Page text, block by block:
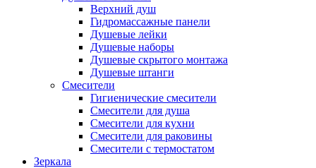
Верхний душ
Гидромассажные панели
Душевые лейки
Душевые наборы
Душевые скрытого монтажа
Душевые штанги
Смесители
Гигиенические смесители
Смесители для душа
Смесители для кухни
Смесители для раковины
Смесители с термостатом
Зеркала